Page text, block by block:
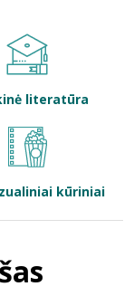
literatūra
kūriniai